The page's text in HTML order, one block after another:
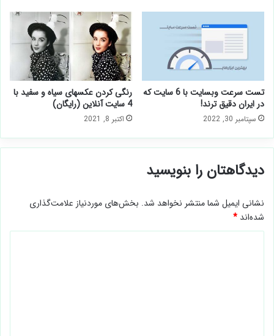
تست سرعت وبسایت با 6 سایت که
در ایران دقیق ترند!
سپتامبر 30, 2022
رنگی کردن عکسهای سیاه و سفید با
4 سایت آنلاین (رایگان)
اکتبر 8, 2021
دیدگاهتان را بنویسید
نشانی ایمیل شما منتشر نخواهد شد. بخش‌های موردنیاز علامت‌گذاری
شده‌اند *